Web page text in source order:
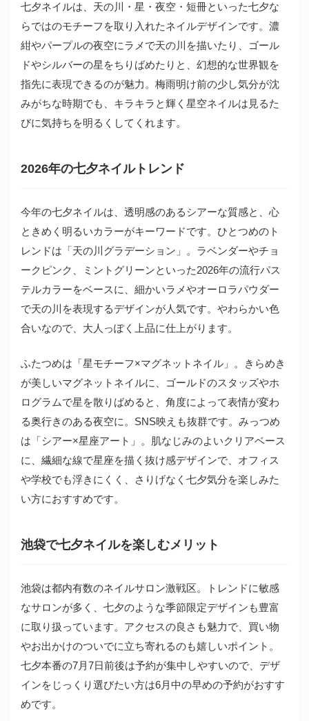
七夕ネイルは、天の川・星・夜空・短冊といった七夕な
らではのモチーフを取り入れたネイルデザインです。濃
紺やパープルの夜空にラメで天の川を描いたり、ゴール
ドやシルバーの星をちりばめたりと、幻想的な世界観を
指先に表現できるのが魅力。梅雨明け前の少し気分が沈
みがちな時期でも、キラキラと輝く星空ネイルは見るた
びに気持ちを明るくしてくれます。
2026年の七夕ネイルトレンド
今年の七夕ネイルは、透明感のあるシアーな質感と、心
ときめく明るいカラーがキーワードです。ひとつめのト
レンドは「天の川グラデーション」。ラベンダーやチョ
ークピンク、ミントグリーンといった2026年の流行パス
テルカラーをベースに、細かいラメやオーロラパウダー
で天の川を表現するデザインが人気です。やわらかい色
合いなので、大人っぽく上品に仕上がります。
ふたつめは「星モチーフ×マグネットネイル」。きらめき
が美しいマグネットネイルに、ゴールドのスタッズやホ
ログラムで星を散りばめると、角度によって表情が変わ
る奥行きのある夜空に。SNS映えも抜群です。みっつめ
は「シアー×星座アート」。肌なじみのよいクリアベース
に、繊細な線で星座を描く抜け感デザインで、オフィス
や学校でも浮きにくく、さりげなく七夕気分を楽しみた
い方におすすめです。
池袋で七夕ネイルを楽しむメリット
池袋は都内有数のネイルサロン激戦区。トレンドに敏感
なサロンが多く、七夕のような季節限定デザインも豊富
に取り扱っています。アクセスの良さも魅力で、買い物
やお出かけのついでに立ち寄れるのも嬉しいポイント。
七夕本番の7月7日前後は予約が集中しやすいので、デザ
インをじっくり選びたい方は6月中の早めの予約がおすす
めです。